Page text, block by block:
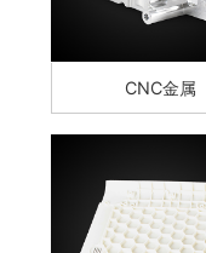
CNC金属